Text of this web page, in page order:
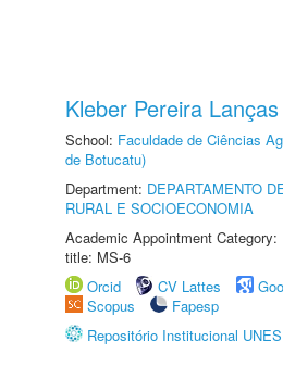
Kleber Pereira Lanças
School: Faculdade de Ciências
de Botucatu)
Department: DEPARTAMENTO
RURAL E SOCIOECONOMIA
Academic Appointment
title: MS-6
Orcid
CV Lattes
Scopus
Fapesp
Repositório Institucional